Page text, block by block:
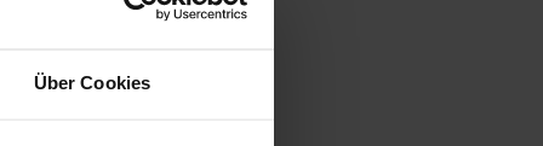
Über Cookies